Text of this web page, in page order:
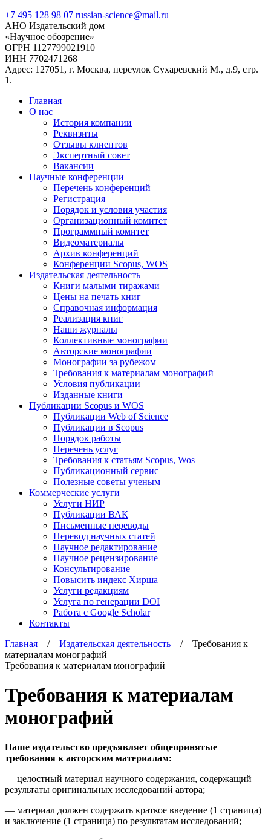
+7 495 128 98 07 russian-science@mail.ru
АНО Издательский дом
«Научное обозрение»
ОГРН 1127799021910
ИНН 7702471268
Адрес: 127051, г. Москва, переулок Сухаревский М., д.9, стр.
1.
Главная
О нас
История компании
Реквизиты
Отзывы клиентов
Экспертный совет
Вакансии
Научные конференции
Перечень конференций
Регистрация
Порядок и условия участия
Организационный комитет
Программный комитет
Видеоматериалы
Архив конференций
Конференции Scopus, WOS
Издательская деятельность
Книги малыми тиражами
Цены на печать книг
Справочная информация
Реализация книг
Наши журналы
Коллективные монографии
Авторские монографии
Монографии за рубежом
Требования к материалам монографий
Условия публикации
Изданные книги
Публикации Scopus и WOS
Публикации Web of Science
Публикации в Scopus
Порядок работы
Перечень услуг
Требования к статьям Scopus, Wos
Публикационный сервис
Полезные советы ученым
Коммерческие услуги
Услуги НИР
Публикации ВАК
Письменные переводы
Перевод научных статей
Научное редактирование
Научное рецензирование
Консультирование
Повысить индекс Хирша
Услуги редакциям
Услуга по генерации DOI
Работа с Google Scholar
Контакты
Главная / Издательская деятельность / Требования к
материалам монографий
Требования к материалам монографий
Требования к материалам
монографий
Наше издательство предъявляет общепринятые
требования к авторским материалам:
— целостный материал научного содержания, содержащий
результаты оригинальных исследований автора;
— материал должен содержать краткое введение (1 страница)
и заключение (1 страница) по результатам исследований;